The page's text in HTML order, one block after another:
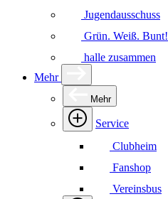
Jugendausschuss
Grün. Weiß. Bunt!
halle zusammen
Mehr
Mehr
Service
Clubheim
Fanshop
Vereinsbus